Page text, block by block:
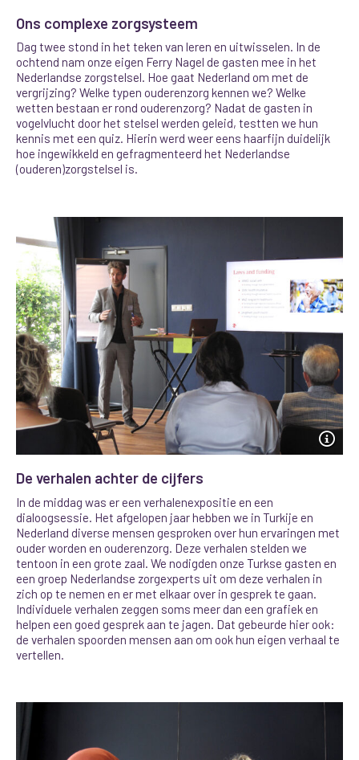
Ons complexe zorgsysteem
Dag twee stond in het teken van leren en uitwisselen. In de
ochtend nam onze eigen Ferry Nagel de gasten mee in het
Nederlandse zorgstelsel. Hoe gaat Nederland om met de
vergrijzing? Welke typen ouderenzorg kennen we? Welke
wetten bestaan er rond ouderenzorg? Nadat de gasten in
vogelvlucht door het stelsel werden geleid, testten we hun
kennis met een quiz. Hierin werd weer eens haarfijn duidelijk
hoe ingewikkeld en gefragmenteerd het Nederlandse
(ouderen)zorgstelsel is.
De verhalen achter de cijfers
In de middag was er een verhalenexpositie en een
dialoogsessie. Het afgelopen jaar hebben we in Turkije en
Nederland diverse mensen gesproken over hun ervaringen met
ouder worden en ouderenzorg. Deze verhalen stelden we
tentoon in een grote zaal. We nodigden onze Turkse gasten en
een groep Nederlandse zorgexperts uit om deze verhalen in
zich op te nemen en er met elkaar over in gesprek te gaan.
Individuele verhalen zeggen soms meer dan een grafiek en
helpen een goed gesprek aan te jagen. Dat gebeurde hier ook:
de verhalen spoorden mensen aan om ook hun eigen verhaal te
vertellen.